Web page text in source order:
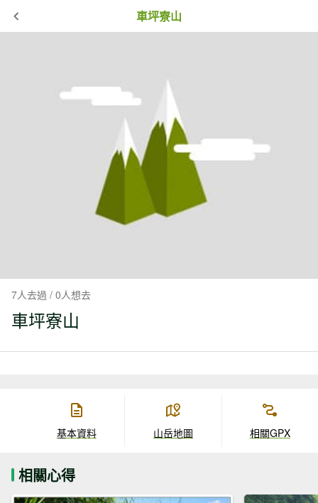
車坪寮山
7人去過 / 0人想去
車坪寮山
基本資料 山岳地圖 相關GPX
相關心得